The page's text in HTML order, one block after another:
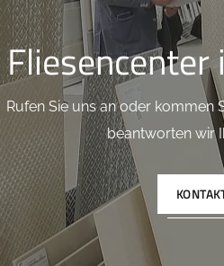
Rufen Sie uns an oder kommen
beantworten wir